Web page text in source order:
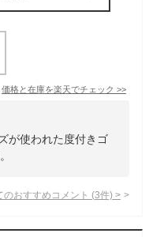
価格と在庫を楽天でチェック >>
が使われた度付きゴ
のおすすめコメント (3件) >